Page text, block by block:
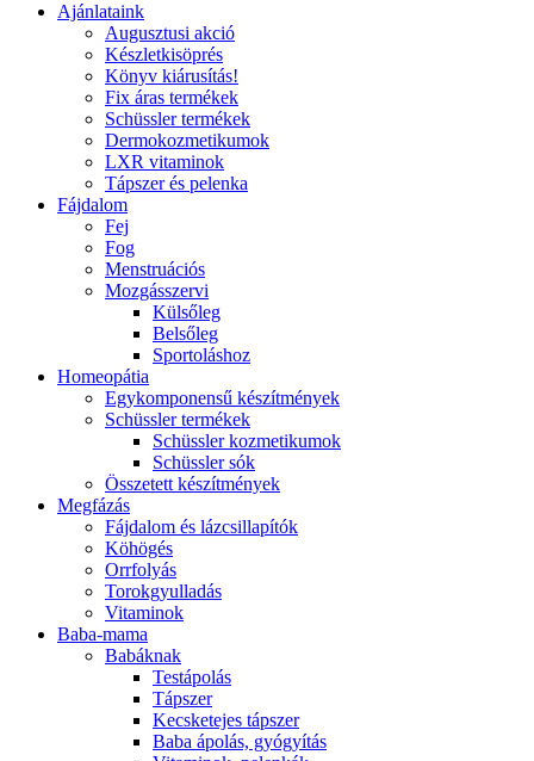
Ajánlataink
Augusztusi akció
Készletkisöprés
Könyv kiárusítás!
Fix áras termékek
Schüssler termékek
Dermokozmetikumok
LXR vitaminok
Tápszer és pelenka
Fájdalom
Fej
Fog
Menstruációs
Mozgásszervi
Külsőleg
Belsőleg
Sportoláshoz
Homeopátia
Egykomponensű készítmények
Schüssler termékek
Schüssler kozmetikumok
Schüssler sók
Összetett készítmények
Megfázás
Fájdalom és lázcsillapítók
Köhögés
Orrfolyás
Torokgyulladás
Vitaminok
Baba-mama
Babáknak
Testápolás
Tápszer
Kecsketejes tápszer
Baba ápolás, gyógyítás